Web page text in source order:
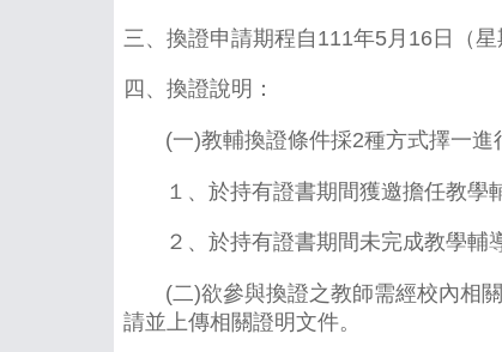
三、換證申請期程自111年5月16日（
四、換證說明：
(一)教輔換證條件採2種方式擇一進
１、於持有證書期間獲邀擔任教學輔
２、於持有證書期間未完成教學輔導
(二)欲參與換證之教師需經校內相關
請並上傳相關證明文件。